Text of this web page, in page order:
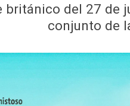
británico del 27
conjunto de